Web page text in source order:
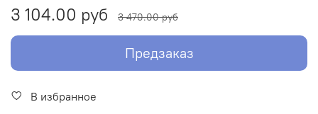
3 104.00 руб 3 470.00 руб
Предзаказ
В избранное